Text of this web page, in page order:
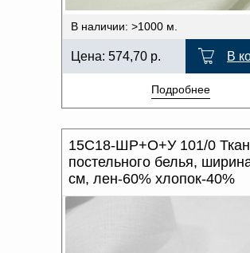
В наличии: >1000 м.
Цена: 574,70 р. В
Подробнее
15С18-ШР+О+У 101/0
постельного белья,
см, лен-60% хлопок-40%